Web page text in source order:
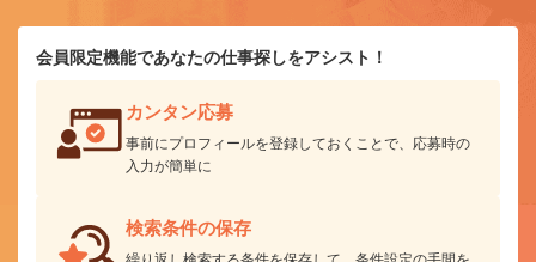
会員限定機能であなたの仕事探しをアシスト！
カンタン応募
事前にプロフィールを登録しておくことで、応募時の
入力が簡単に
検索条件の保存